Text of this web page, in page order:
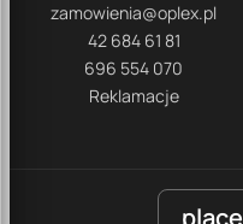
zamowienia@oplex.pl
42 684 61 81
696 554 070
Reklamacje